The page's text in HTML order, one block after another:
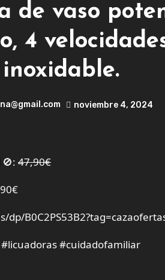
de vaso
4
noviembre 4, 2024
🚫: 47,90€
#cuidadofamiliar